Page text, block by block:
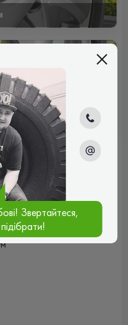
вигрібає зі снігу,
раз залізти з місця,
і каші чудово йде. М'яка,
Звертайтеся,